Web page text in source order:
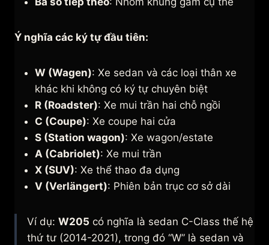
Ý nghĩa các ký tự đầu tiên:
W (Wagen): Xe sedan và các loại thân xe
khác khi không có ký tự chuyên biệt
R (Roadster): Xe mui trần hai chỗ ngồi
C (Coupe): Xe coupe hai cửa
S (Station wagon): Xe wagon/estate
A (Cabriolet): Xe mui trần
X (SUV): Xe thể thao đa dụng
V (Verlängert): Phiên bản trục cơ sở dài
Ví dụ: W205 có nghĩa là sedan C-Class thế hệ
thứ tư (2014-2021), trong đó “W” là sedan và